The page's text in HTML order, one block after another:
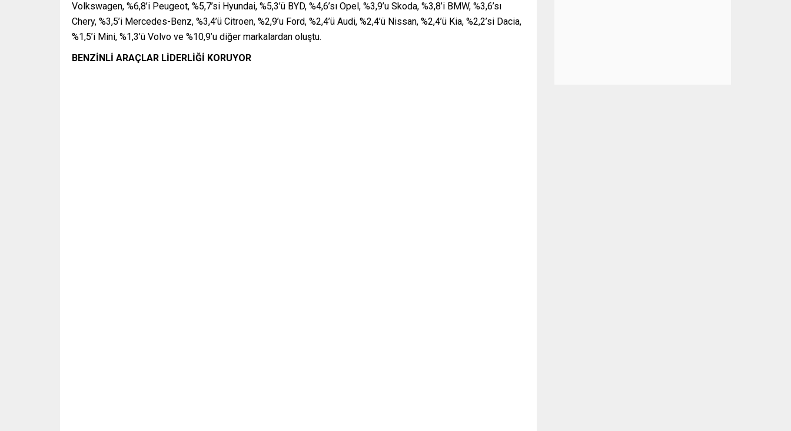
Volkswagen, %6,8’i Peugeot, %5,7’si Hyundai, %5,3’ü BYD, %4,6’sı Opel, %3,9’u Skoda, %3,8’i BMW, %3,6’sı
Chery, %3,5’i Mercedes-Benz, %3,4’ü Citroen, %2,9’u Ford, %2,4’ü Audi, %2,4’ü Nissan, %2,4’ü Kia, %2,2’si Dacia,
%1,5’i Mini, %1,3’ü Volvo ve %10,9’u diğer markalardan oluştu.
BENZİNLİ ARAÇLAR LİDERLİĞİ KORUYOR